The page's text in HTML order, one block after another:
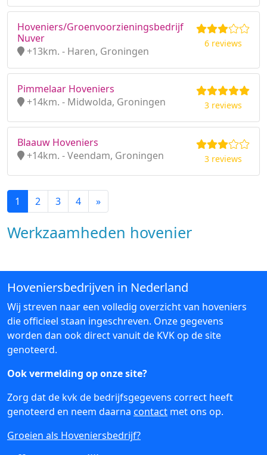
Hoveniers/Groenvoorzieningsbedrijf
Nuver
+13km. - Haren, Groningen
6 reviews
Pimmelaar Hoveniers
+14km. - Midwolda, Groningen
3 reviews
Blaauw Hoveniers
+14km. - Veendam, Groningen
3 reviews
1 2 3 4 »
Werkzaamheden hovenier
Hoveniersbedrijven in Nederland
Wij streven naar een volledig overzicht van hoveniers
die officieel staan ingeschreven. Onze gegevens
worden dan ook direct vanuit de KVK op de site
genoteerd.
Ook vermelding op onze site?
Zorg dat de kvk de bedrijfsgegevens correct heeft
genoteerd en neem daarna contact met ons op.
Groeien als Hoveniersbedrijf?